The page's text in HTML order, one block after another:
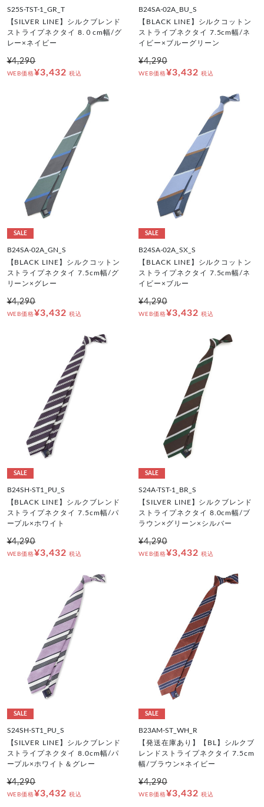
S25S-TST-1_GR_T
【SILVER LINE】シルクブレンド
ストライプネクタイ 8.０cm幅/グ
レー×ネイビー
¥4,290
WEB価格¥3,432 税込
B24SA-02A_BU_S
【BLACK LINE】シルクコットン
ストライプネクタイ 7.5cm幅/ネ
イビー×ブルーグリーン
¥4,290
WEB価格¥3,432 税込
SALE
B24SA-02A_GN_S
【BLACK LINE】シルクコットン
ストライプネクタイ 7.5cm幅/グ
リーン×グレー
¥4,290
WEB価格¥3,432 税込
SALE
B24SA-02A_SX_S
【BLACK LINE】シルクコットン
ストライプネクタイ 7.5cm幅/ネ
イビー×ブルー
¥4,290
WEB価格¥3,432 税込
SALE
B24SH-ST1_PU_S
【BLACK LINE】シルクブレンド
ストライプネクタイ 7.5cm幅/パ
ープル×ホワイト
¥4,290
WEB価格¥3,432 税込
SALE
S24A-TST-1_BR_S
【SILVER LINE】シルクブレンド
ストライプネクタイ 8.0cm幅/ブ
ラウン×グリーン×シルバー
¥4,290
WEB価格¥3,432 税込
SALE
S24SH-ST1_PU_S
【SILVER LINE】シルクブレンド
ストライプネクタイ 8.0cm幅/パ
ープル×ホワイト＆グレー
¥4,290
WEB価格¥3,432 税込
SALE
B23AM-ST_WH_R
【発送在庫あり】【BL】シルクブ
レンドストライプネクタイ 7.5cm
幅/ブラウン×ネイビー
¥4,290
WEB価格¥3,432 税込